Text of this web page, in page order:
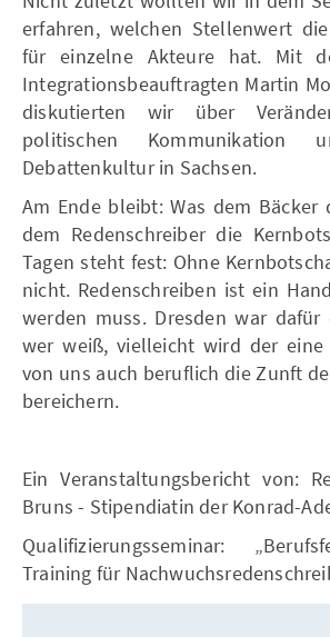
erfahren, welchen Stellenwert
für einzelne Akteure hat. Mit
Integrationsbeauftragten Martin
diskutierten wir über
politischen
Debattenkultur in Sachsen.
Am Ende bleibt: Was dem Bäcker
dem Redenschreiber die
Tagen steht fest: Ohne
nicht. Redenschreiben ist ein
werden muss. Dresden war dafür
wer weiß, vielleicht wird der
von uns auch beruflich die Zunft
bereichern.
Ein Veranstaltungsbericht von:
Bruns - Stipendiatin der Konrad-
Qualifizierungsseminar:
Training für